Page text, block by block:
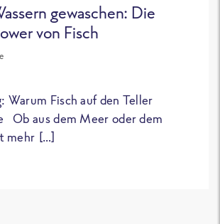
gewaschen: Die
von Fisch
Warum Fisch auf den Teller
Ob aus dem Meer oder dem
mehr […]